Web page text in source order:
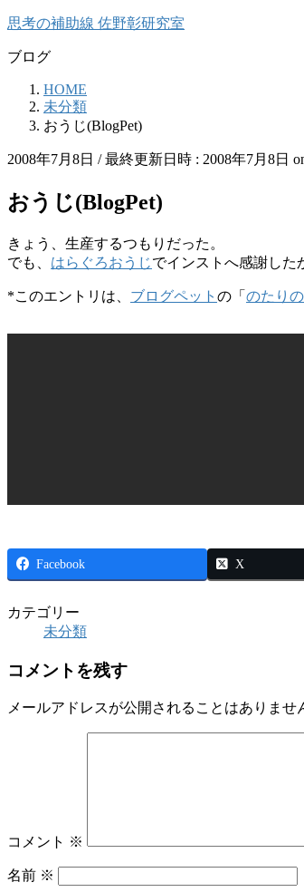
コ
テ
キ
プ
ナ
ゲ
に
動
思考の補助線 佐野彰研究室
ブログ
HOME
未分類
おうじ(BlogPet)
2008年7月8日 / 最終更新日時 : 2008年7月8日
おうじ(BlogPet)
きょう、生産するつもりだった。
でも、 はらぐろおうじでインストへ感謝した
*このエントリは、 ブログペット の「 のたり
Facebook X
カテゴリー
未分類
コメントを残す
メールアドレスが公開されることはありませ
コメント ※
名前 ※